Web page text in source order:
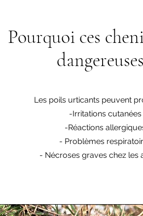
Pourquoi ces
Les poils urticants peuvent
-Irritations cutanées
-Réactions
- Problèmes
- Nécroses graves chez les